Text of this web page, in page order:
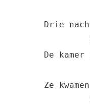
Drie
De
Ze